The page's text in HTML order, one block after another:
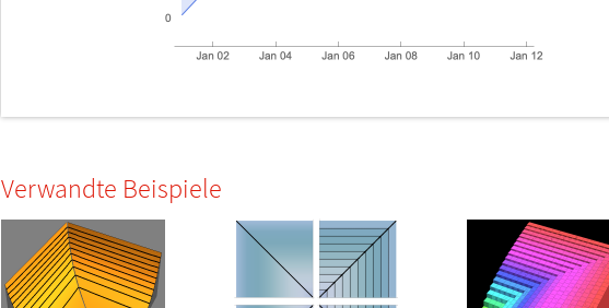
Verwandte Beispiele